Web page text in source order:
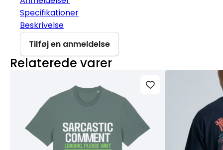
Specifikationer
Beskrivelse
Tilføj en anmeldelse
Relaterede varer